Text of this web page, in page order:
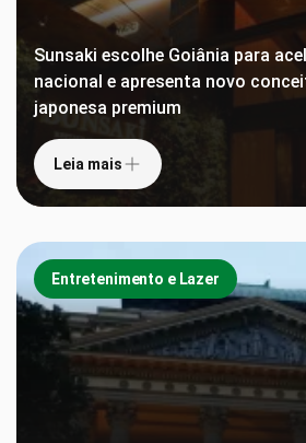
Sunsaki escolhe Goiânia para
nacional e apresenta novo
japonesa premium
Leia mais
Entretenimento e Lazer